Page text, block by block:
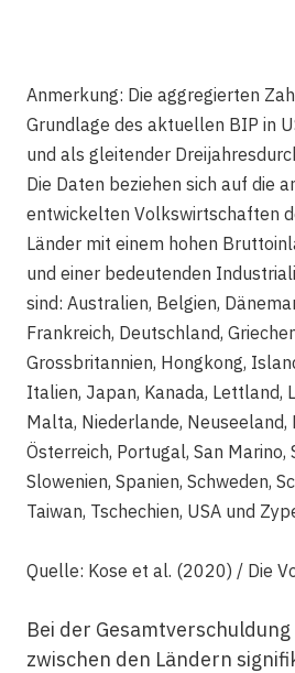
Anmerkung: Die aggregierten
Grundlage des aktuellen BIP in
und als gleitender
Die Daten beziehen sich auf die
entwickelten Volkswirtschaften
Länder mit einem hohen
und einer bedeutenden
sind: Australien, Belgien,
Frankreich, Deutschland,
Grossbritannien, Hongkong,
Italien, Japan, Kanada, Lettland,
Malta, Niederlande, Neuseeland,
Österreich, Portugal, San Marino,
Slowenien, Spanien, Schweden,
Taiwan, Tschechien, USA und
Quelle: Kose et al. (2020) / Die
Bei der
zwischen den Ländern